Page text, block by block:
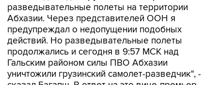
разведывательные полеты на территории
Абхазии. Через представителей ООН я
предупреждал о недопущении подобных
действий. Но разведывательные полеты
продолжались и сегодня в 9:57 МСК над
Гальским районом силы ПВО Абхазии
уничтожили грузинский самолет-разведчик", -